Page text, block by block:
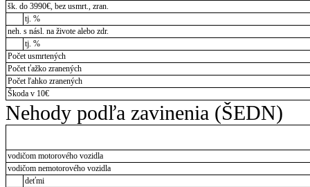
šk. do 3990€, bez usmrt., zran.
tj. %
neh. s násl. na živote alebo zdr.
tj. %
Počet usmrtených
Počet ťažko zranených
Počet ľahko zranených
Škoda v 10€
Nehody podľa zavinenia (ŠEDN)
vodičom motorového vozidla
vodičom nemotorového vozidla
deťmi